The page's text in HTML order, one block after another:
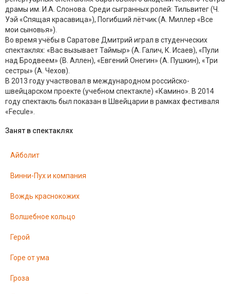
драмы им. И.А. Слонова. Среди сыгранных ролей: Тильвитег (Ч.
Уэй «Спящая красавица»), Погибший лётчик (А. Миллер «Все
мои сыновья»).
Во время учёбы в Саратове Дмитрий играл в студенческих
спектаклях: «Вас вызывает Таймыр» (А. Галич, К. Исаев), «Пули
над Бродвеем» (В. Аллен), «Евгений Онегин» (А. Пушкин), «Три
сестры» (А. Чехов).
В 2013 году участвовал в международном российско-
швейцарском проекте (учебном спектакле) «Камино». В 2014
году спектакль был показан в Швейцарии в рамках фестиваля
«Fecule».
Занят в спектаклях
Айболит
Винни-Пух и компания
Вождь краснокожих
Волшебное кольцо
Герой
Горе от ума
Гроза